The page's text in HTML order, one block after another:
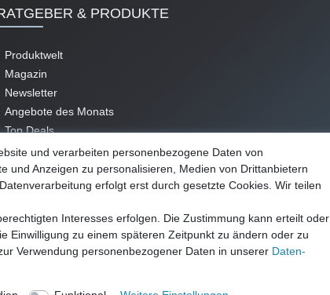
& PRODUKTE
Produktwelt
Magazin
Newsletter
Angebote des Monats
Top Deals
B-Ware
ImpressumAGBDatenschutzWiderrufsrecht Vertrag widerrufen
und verarbeiten personenbezogene Daten von
und Anzeigen zu personalisieren, Medien von Drittanbietern
erfolgt erst durch gesetzte Cookies. Wir teilen
Interesses erfolgen. Die Zustimmung kann erteilt oder
Einwilligung zu einem späteren Zeitpunkt zu ändern oder zu
Verwendung personenbezogener Daten in unserer Daten­